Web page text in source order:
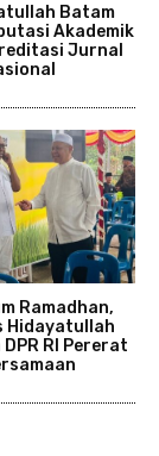
Batam
Akademik
Jurnal
Ramadhan,
Hidayatullah
RI Pererat